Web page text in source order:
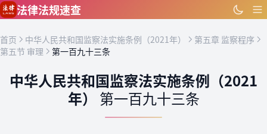
跳到主要内容
法律法规速查
首页 中华人民共和国监察法实施条例（2021年）
第五章 监察程序
第五节 审理
第一百九十三条
中华人民共和国监察法实施条例（2021
年） 第一百九十三条